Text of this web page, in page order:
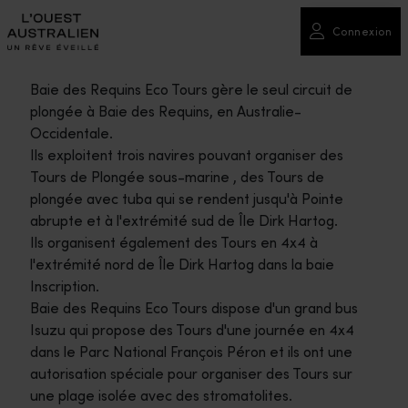
Connexion
Baie des Requins Eco Tours gère le seul circuit de
plongée à Baie des Requins, en Australie-
Occidentale.
Ils exploitent trois navires pouvant organiser des
Tours de Plongée sous-marine , des Tours de
plongée avec tuba qui se rendent jusqu'à Pointe
abrupte et à l'extrémité sud de Île Dirk Hartog.
Ils organisent également des Tours en 4x4 à
l'extrémité nord de Île Dirk Hartog dans la baie
Inscription.
Baie des Requins Eco Tours dispose d'un grand bus
Isuzu qui propose des Tours d'une journée en 4x4
dans le Parc National François Péron et ils ont une
autorisation spéciale pour organiser des Tours sur
une plage isolée avec des stromatolites.